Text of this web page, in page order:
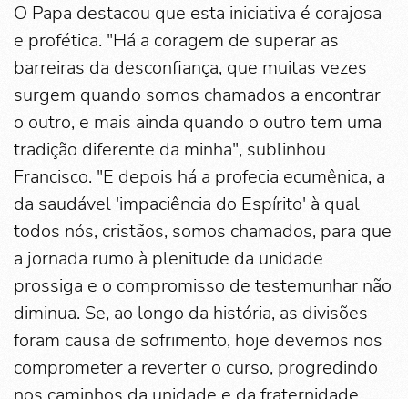
O Papa destacou que esta iniciativa é corajosa
e profética. "Há a coragem de superar as
barreiras da desconfiança, que muitas vezes
surgem quando somos chamados a encontrar
o outro, e mais ainda quando o outro tem uma
tradição diferente da minha", sublinhou
Francisco. "E depois há a profecia ecumênica, a
da saudável 'impaciência do Espírito' à qual
todos nós, cristãos, somos chamados, para que
a jornada rumo à plenitude da unidade
prossiga e o compromisso de testemunhar não
diminua. Se, ao longo da história, as divisões
foram causa de sofrimento, hoje devemos nos
comprometer a reverter o curso, progredindo